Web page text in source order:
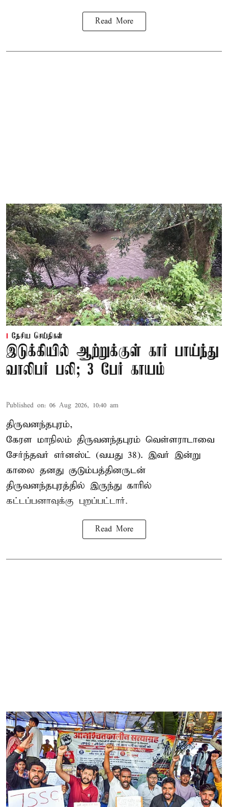
Read More
தேசிய செய்திகள்
இடுக்கியில் ஆற்றுக்குள் கார் பாய்ந்து
வாலிபர் பலி; 3 பேர் காயம்
Published on: 06 Aug 2026, 10:40 am
திருவனந்தபுரம்,
கேரள மாநிலம் திருவனந்தபுரம் வெள்ளராடாவை
சேர்ந்தவர் எர்னஸ்ட் (வயது 38). இவர் இன்று
காலை தனது குடும்பத்தினருடன்
திருவனந்தபுரத்தில் இருந்து காரில்
கட்டப்பனாவுக்கு புறப்பட்டார்.
Read More